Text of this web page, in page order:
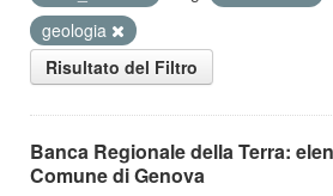
geologia
Risultato del Filtro
Banca Regionale della Terra:
Comune di Genova